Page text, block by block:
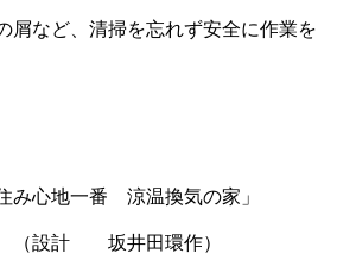
屑など、清掃を忘れず安全に作業を
み心地一番 涼温換気の家」
井田環作）